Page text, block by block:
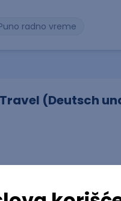
radno vreme
(Deutsch